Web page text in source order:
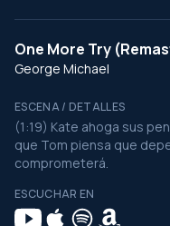
One More Try
George Michael
ESCENA / DETALLES
(1:19) Kate ahoga sus
que Tom piensa que
comprometerá.
ESCUCHAR EN